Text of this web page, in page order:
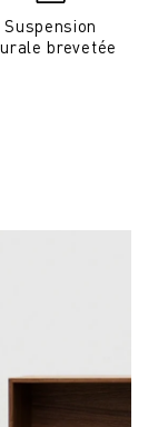
Suspension
brevetée